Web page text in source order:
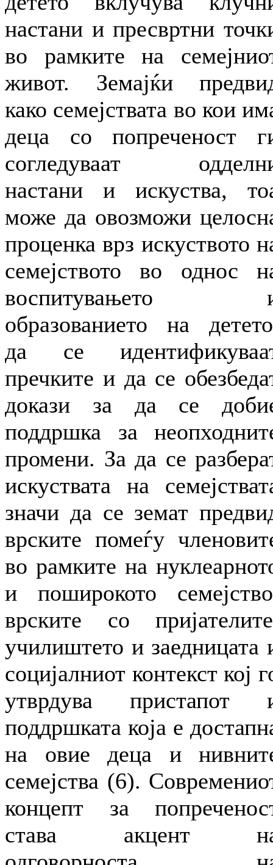
настани и пресвртни
во рамките на
живот. Земајќи
како семејствата во кои
деца со попреченост
согледуваат
настани и искуства,
може да овозможи
проценка врз искуството
семејството во однос
воспитувањето
образованието на
да се
пречките и да се
докази за да се
поддршка за
промени. За да се
искуствата на
значи да се земат
врските помеѓу
во рамките на
и поширокото
врските со
училиштето и заедницата
социјалниот контекст кој
утврдува пристапот
поддршката која е
на овие деца и
семејства (6).
концепт за
става акцент